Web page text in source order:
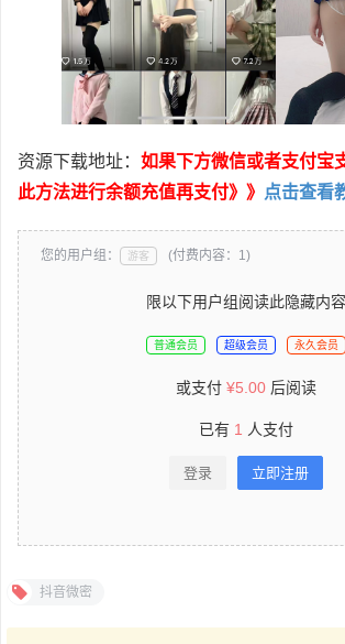
资源下载地址： 如果下方微信或者支付宝
此方法进行余额充值再支付》》 点击查看
您的用户组： 游客 (付费内容：1)
限以下用户组阅读此隐藏内容
普通会员 超级会员 永久会员
或支付 ¥5.00 后阅读
已有 1 人支付
登录 立即注册
抖音微密